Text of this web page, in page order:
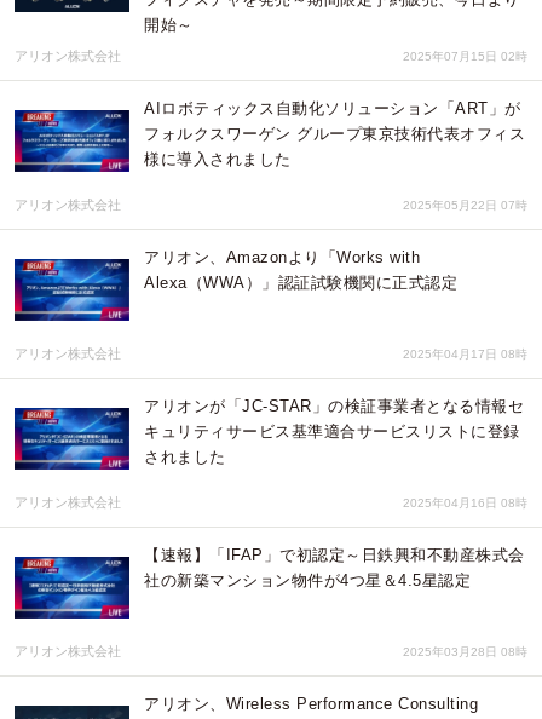
開始～
アリオン株式会社 2025年07月15日 02時
AIロボティックス自動化ソリューション「ART」が
フォルクスワーゲン グループ東京技術代表オフィス
様に導入されました
アリオン株式会社 2025年05月22日 07時
アリオン、Amazonより「Works with
Alexa（WWA）」認証試験機関に正式認定
アリオン株式会社 2025年04月17日 08時
アリオンが「JC-STAR」の検証事業者となる情報セ
キュリティサービス基準適合サービスリストに登録
されました
アリオン株式会社 2025年04月16日 08時
【速報】「IFAP」で初認定～日鉄興和不動産株式会
社の新築マンション物件が4つ星＆4.5星認定
アリオン株式会社 2025年03月28日 08時
アリオン、Wireless Performance Consulting